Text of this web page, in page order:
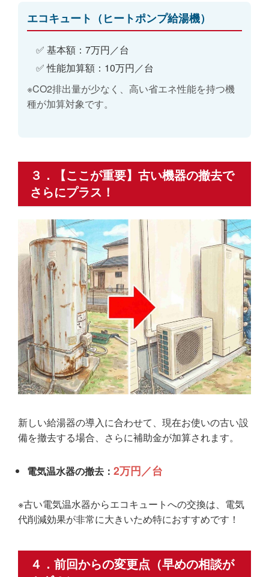
エコキュート（ヒートポンプ給湯機）
✅ 基本額：7万円／台
✅性能加算額：10万円／台
※CO2排出量が少なく、高い省エネ性能を持つ機
種が加算対象です。
３．【ここが重要】古い機器の撤去で
さらにプラス！
新しい給湯器の導入に合わせて、現在お使いの古い設
備を撤去する場合、 さらに補助金が加算されます。
電気温水器の撤去： 2万円／台
※古い電気温水器からエコキュートへの交換は、電気
代削減効果が非常に大きいため特におすすめです！
４．前回からの変更点（早めの相談が